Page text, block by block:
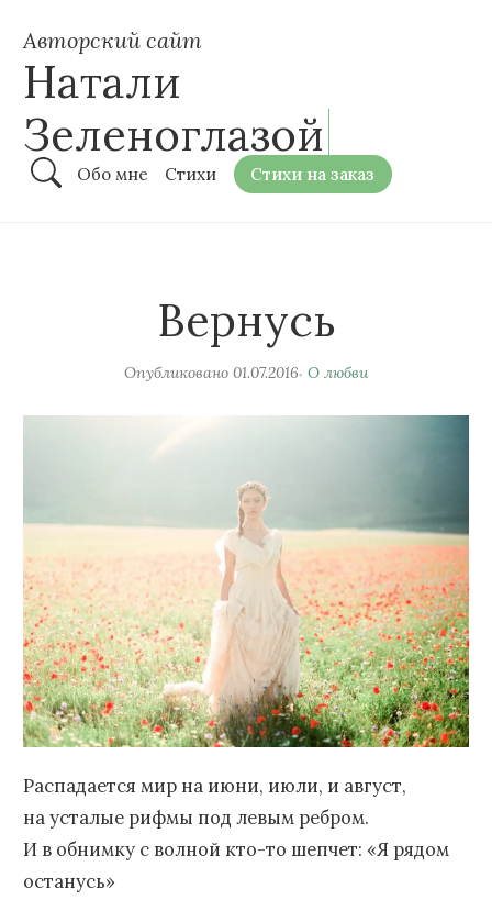
Авторский сайт
Натали
Зеленоглазой
Обо мне Стихи Стихи на заказ
Вернусь
Опубликовано 01.07.2016 О любви
Распадается мир на июни, июли, и август,
на усталые рифмы под левым ребром.
И в обнимку с волной кто-то шепчет: «Я рядом
останусь»